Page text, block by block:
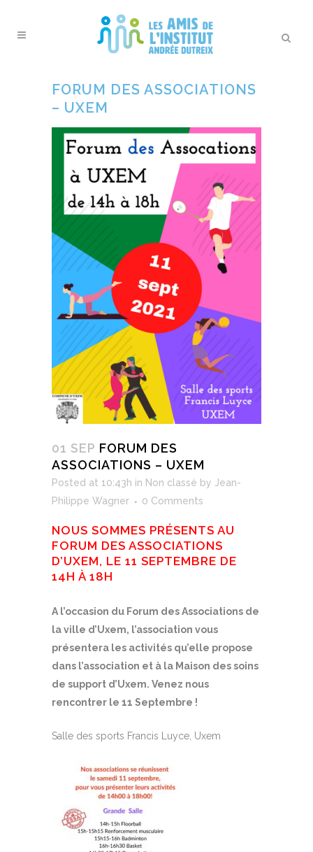
FORUM DES ASSOCIATIONS
– UXEM
01 SEP FORUM DES
ASSOCIATIONS – UXEM
Posted at 10:43h in Non classé by Jean-
Philippe Wagner
0 Comments
NOUS SOMMES PRÉSENTS AU
FORUM DES ASSOCIATIONS
D’UXEM, LE 11 SEPTEMBRE DE
14H À 18H
A l’occasion du Forum des Associations de
la ville d’Uxem, l’association vous
présentera les activités qu’elle propose
dans l’association et à la Maison des soins
de support d’Uxem. Venez nous
rencontrer le 11 Septembre !
Salle des sports Francis Luyce, Uxem